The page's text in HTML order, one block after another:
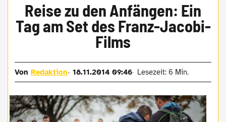
Reise zu den Anfängen: Ein
Tag am Set des Franz-Jacobi-
Films
VonRedaktion 18.11.2014 09:46 Lesezeit: 6 Min.